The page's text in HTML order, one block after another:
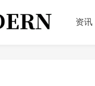
资讯